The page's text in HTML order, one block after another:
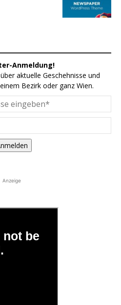
Anmeldung!
aktuelle Geschehnisse und
Bezirk oder ganz Wien.
Anzeige